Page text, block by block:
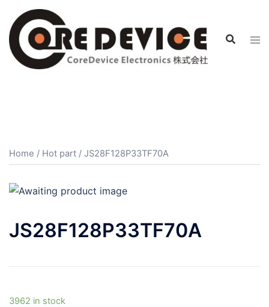
Home / Hot part / JS28F128P33TF70A
JS28F128P33TF70A
3962 in stock